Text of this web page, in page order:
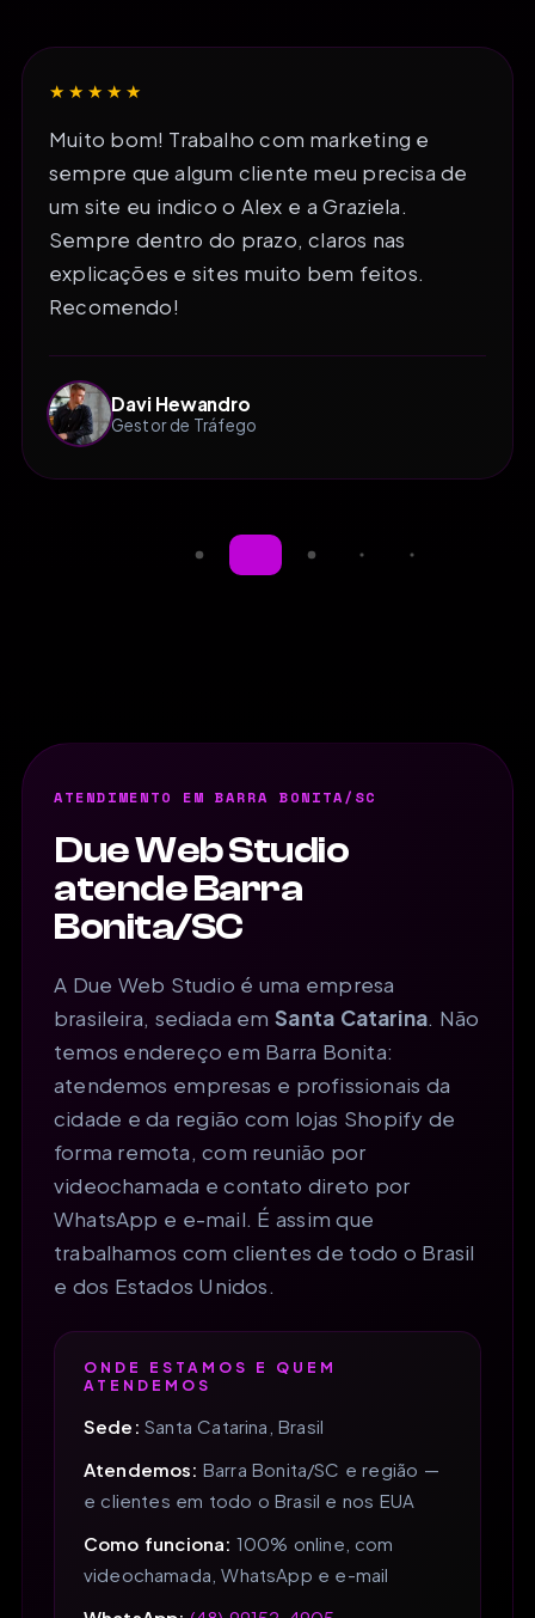
★★★★★
Muito bom! Trabalho com marketing e
sempre que algum cliente meu precisa de
um site eu indico o Alex e a Graziela.
Sempre dentro do prazo, claros nas
explicações e sites muito bem feitos.
Recomendo!
Davi Hewandro
Gestor de Tráfego
ATENDIMENTO EM BARRA BONITA/SC
Due Web Studio
atende Barra
Bonita/SC
A Due Web Studio é uma empresa
brasileira, sediada emSanta Catarina. Não
temos endereço em Barra Bonita:
atendemos empresas e profissionais da
cidade e da região com lojas Shopify de
forma remota, com reunião por
videochamada e contato direto por
WhatsApp e e-mail. É assim que
trabalhamos com clientes de todo o Brasil
e dos Estados Unidos.
ONDE ESTAMOS E QUEM
ATENDEMOS
Sede: Santa Catarina, Brasil
Atendemos: Barra Bonita/SC e região —
e clientes em todo o Brasil e nos EUA
Como funciona: 100% online, com
videochamada, WhatsApp e e-mail